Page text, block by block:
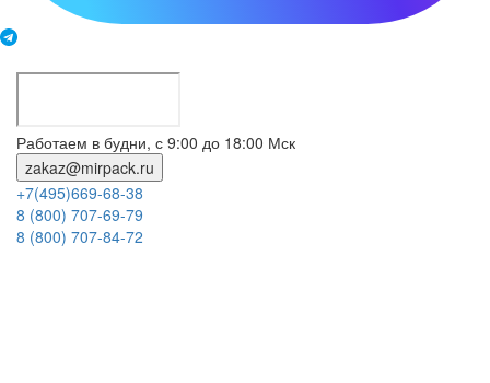
Работаем в будни, с 9:00 до 18:00 Мск
zakaz@mirpack.ru
+7(495)669-68-38
8 (800) 707-69-79
8 (800) 707-84-72